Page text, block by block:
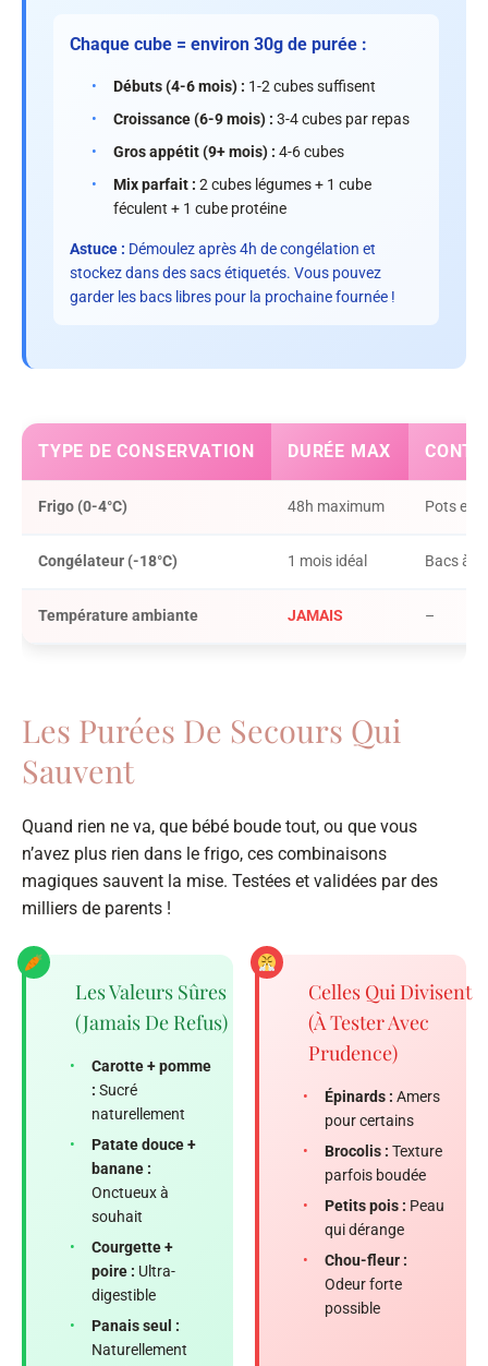
Chaque cube = environ 30g de purée :
• Débuts (4-6 mois) : 1-2 cubes suffisent
•
Croissance (6-9 mois) : 3-4 cubes par repas
•
Gros appétit (9+ mois) : 4-6 cubes
•
Mix parfait : 2 cubes légumes + 1 cube
féculent + 1 cube protéine
Astuce : Démoulez après 4h de congélation et
stockez dans des sacs étiquetés. Vous pouvez
garder les bacs libres pour la prochaine fournée !
TYPE DE CONSERVATION DURÉE MAX
Frigo (0-4°C) 48h maximum Pots en
Congélateur (-18°C) 1 mois idéal Bacs à
Température ambiante JAMAIS –
Les Purées De Secours Qui
Sauvent
Quand rien ne va, que bébé boude tout, ou que vous
n’avez plus rien dans le frigo, ces combinaisons
magiques sauvent la mise. Testées et validées par des
milliers de parents !
Les Valeurs Sûres
(jamais De Refus)
•
Carotte + pomme
: Sucré
naturellement
•
Patate douce +
banane :
Onctueux à
souhait
•
Courgette +
poire : Ultra-
digestible
•
Panais seul :
Naturellement
Celles Qui Divisent
(à Tester Avec
Prudence)
• Épinards : Amers
pour certains
•
Brocolis : Texture
parfois boudée
•
Petits pois : Peau
qui dérange
•
Chou-fleur :
Odeur forte
possible